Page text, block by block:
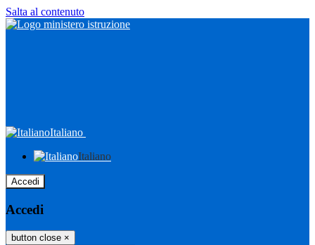
Salta al contenuto
Italiano
Italiano
Accedi
Accedi
button close ×